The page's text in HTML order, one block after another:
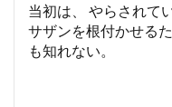
当初は、 やらされて
サザンを根付かせる
も知れない。